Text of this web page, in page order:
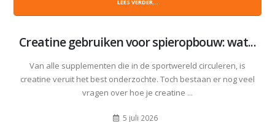
LEES VERDER...
Creatine gebruiken voor spieropbouw: wat...
Van alle supplementen die in de sportwereld circuleren, is
creatine veruit het best onderzochte. Toch bestaan er nog veel
vragen over hoe je creatine ...
5 juli 2026